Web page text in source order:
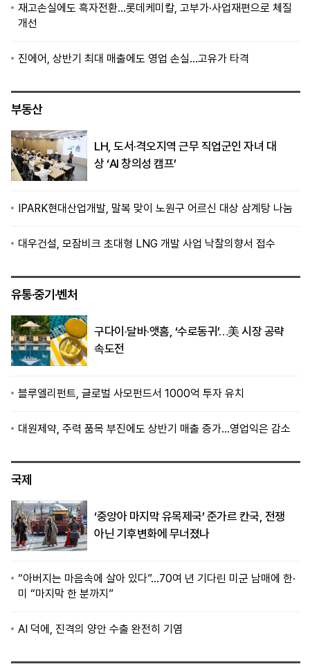
재고손실에도 흑자전환…롯데케미칼, 고부가·사업재편으로 체질
개선
진에어, 상반기 최대 매출에도 영업 손실…고유가 타격
부동산
LH, 도서·격오지역 근무 직업군인 자녀 대
상 ‘AI 창의성 캠프’
IPARK현대산업개발, 말복 맞이 노원구 어르신 대상 삼계탕 나눔
대우건설, 모잠비크 초대형 LNG 개발 사업 낙찰의향서 접수
유통·중기·벤처
구다이·달바·앳홈, ‘수로동귀’…美 시장 공략
속도전
블루엘리펀트, 글로벌 사모펀드서 1000억 투자 유치
대원제약, 주력 품목 부진에도 상반기 매출 증가…영업익은 감소
국제
‘중앙아 마지막 유목제국’ 준가르 칸국, 전쟁
아닌 기후변화에 무너졌나
“아버지는 마음속에 살아 있다”…70여 년 기다린 미군 남매에 한·
미 “마지막 한 분까지”
AI 덕에, 진격의 양안 수출 완전히 기염